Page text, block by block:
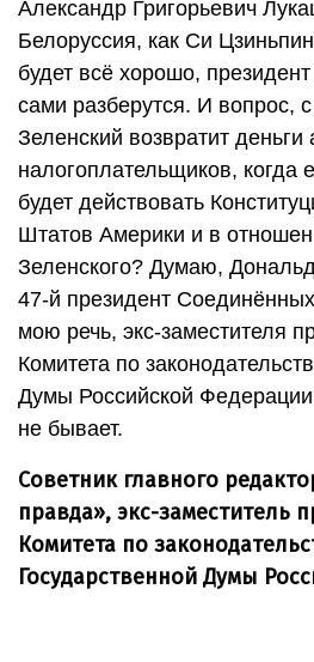
Александр Григорьевич
Белоруссия, как Си
будет всё хорошо,
сами разберутся. И вопрос,
Зеленский возвратит деньги
налогоплательщиков, когда
будет действовать
Штатов Америки и в
Зеленского? Думаю,
47-й президент
мою речь, экс-заместителя
Комитета по
Думы Российской
не бывает.
Советник главного
правда», экс-заместитель
Комитета по
Государственной Думы